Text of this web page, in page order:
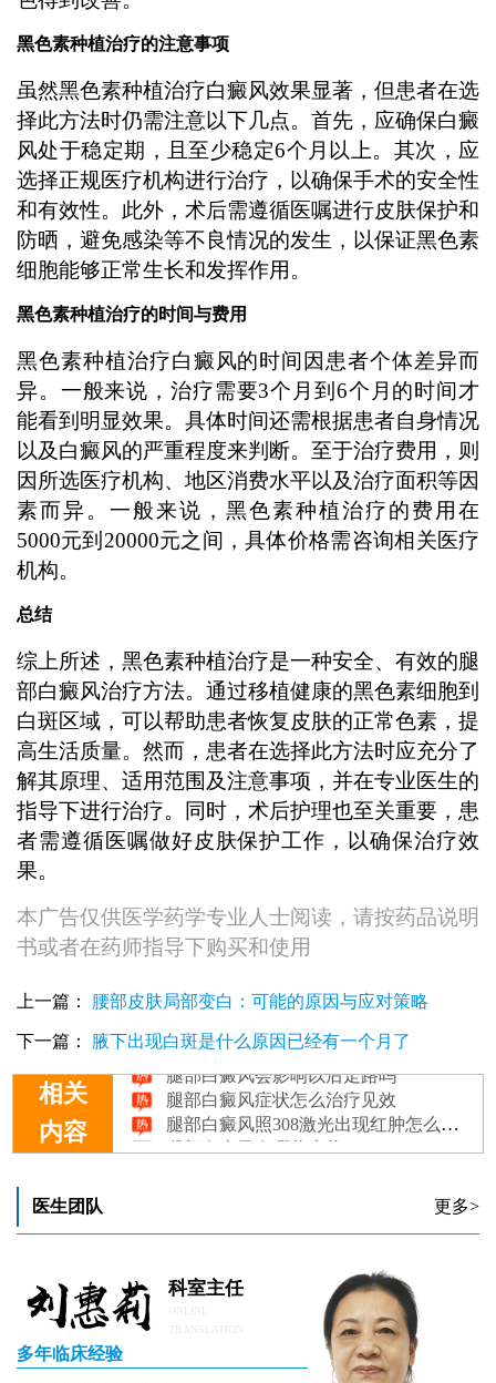
黑色素种植治疗的注意事项
虽然黑色素种植治疗白癜风效果显著，但患者在选
择此方法时仍需注意以下几点。首先，应确保白癜
风处于稳定期，且至少稳定6个月以上。其次，应
选择正规医疗机构进行治疗，以确保手术的安全性
和有效性。此外，术后需遵循医嘱进行皮肤保护和
防晒，避免感染等不良情况的发生，以保证黑色素
细胞能够正常生长和发挥作用。
黑色素种植治疗的时间与费用
黑色素种植治疗白癜风的时间因患者个体差异而
异。一般来说，治疗需要3个月到6个月的时间才
能看到明显效果。具体时间还需根据患者自身情况
以及白癜风的严重程度来判断。至于治疗费用，则
因所选医疗机构、地区消费水平以及治疗面积等因
素而异。一般来说，黑色素种植治疗的费用在
5000元到20000元之间，具体价格需咨询相关医疗
机构。
总结
综上所述，黑色素种植治疗是一种安全、有效的腿
部白癜风治疗方法。通过移植健康的黑色素细胞到
白斑区域，可以帮助患者恢复皮肤的正常色素，提
高生活质量。然而，患者在选择此方法时应充分了
解其原理、适用范围及注意事项，并在专业医生的
指导下进行治疗。同时，术后护理也至关重要，患
者需遵循医嘱做好皮肤保护工作，以确保治疗效
果。
本广告仅供医学药学专业人士阅读，请按药品说明
书或者在药师指导下购买和使用
上一篇： 腰部皮肤局部变白：可能的原因与应对策略
下一篇： 腋下出现白斑是什么原因已经有一个月了
相关
内容
腿部白癜风会影响以后走路吗
腿部白癜风症状怎么治疗见效
腿部白癜风照308激光出现红肿怎么回事
腿部白癜风有哪些症状
全面解析：科学有效的腿部白癜风护理策略
医生团队 更多>
科室主任
多年临床经验